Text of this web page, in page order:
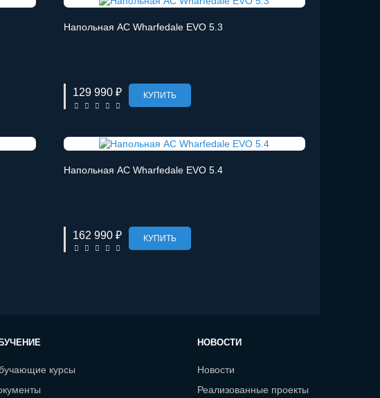
Напольная АС Wharfedale EVO 5.3
129 990 ₽ КУПИТЬ
Напольная АС Wharfedale EVO 5.4
162 990 ₽ КУПИТЬ
курсы
НОВОСТИ
Новости
Реализованные проекты